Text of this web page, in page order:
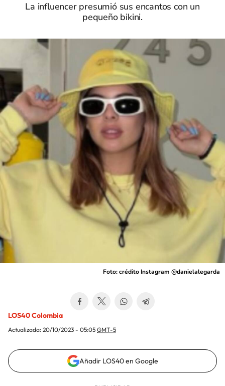
La influencer presumió sus encantos con un
pequeño bikini.
Foto: crédito Instagram @danielalegarda
LOS40 Colombia
Actualizada: 20/10/2023 - 05:05 GMT-5
Añadir LOS40 en Google